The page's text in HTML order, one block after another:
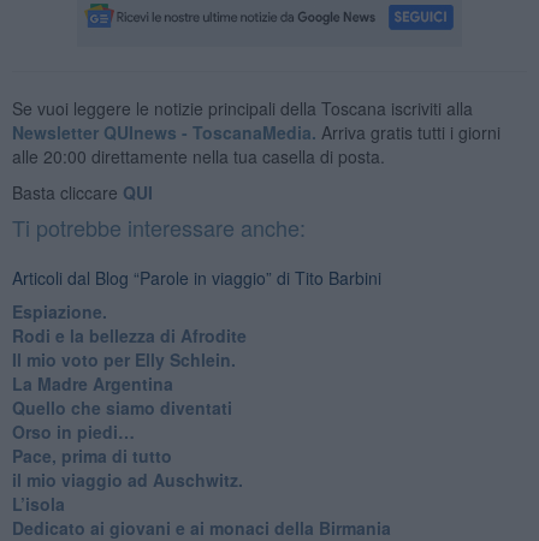
Se vuoi leggere le notizie principali della Toscana iscriviti alla
Newsletter QUInews - ToscanaMedia. Arriva gratis tutti i giorni
alle 20:00 direttamente nella tua casella di posta.
Basta cliccare QUI
Ti potrebbe interessare anche:
Articoli dal Blog “Parole in viaggio” di Tito Barbini
Espiazione.
Rodi e la bellezza di Afrodite
​Il mio voto per Elly Schlein.
​La Madre Argentina
Quello che siamo diventati
Orso in piedi…
​Pace, prima di tutto
​il mio viaggio ad Auschwitz.
​L’isola
Dedicato ai giovani e ai monaci della Birmania